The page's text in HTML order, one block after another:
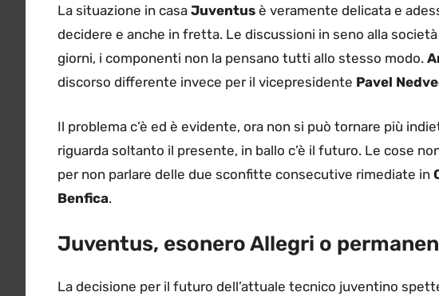
La situazione in casa Juventus è veramente delicata e
decidere e anche in fretta. Le discussioni in seno alla
giorni, i componenti non la pensano tutti allo stesso modo.
discorso differente invece per il vicepresidente Pavel
Il problema c’è ed è evidente, ora non si può tornare più
riguarda soltanto il presente, in ballo c’è il futuro. Le cose
per non parlare delle due sconfitte consecutive rimediate in
Benfica.
Juventus, esonero Allegri o
La decisione per il futuro dell’attuale tecnico juventino